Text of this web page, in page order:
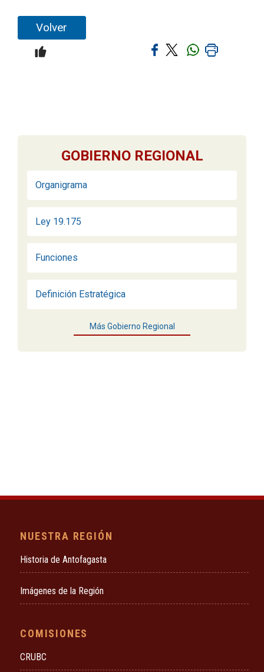
Volver
GOBIERNO REGIONAL
Organigrama
Ley 19.175
Funciones
Definición Estratégica
Más Gobierno Regional
NUESTRA REGIÓN
Historia de Antofagasta
Imágenes de la Región
COMISIONES
CRUBC